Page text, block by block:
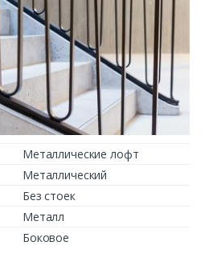
Металлические лофт
Металлический
Без стоек
Металл
Боковое